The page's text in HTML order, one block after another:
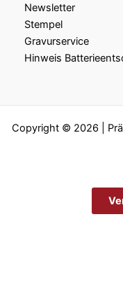
Newsletter
Stempel
Gravurservice
Hinweis
Copyright © 2026 |